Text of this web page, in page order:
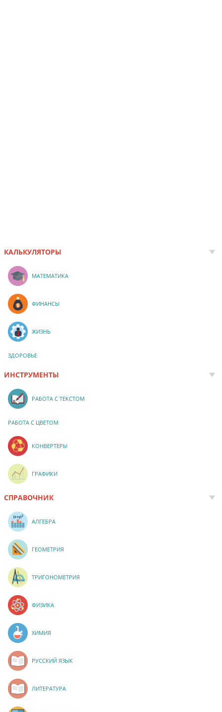
КАЛЬКУЛЯТОРЫ
МАТЕМАТИКА
ФИНАНСЫ
ЖИЗНЬ
ЗДОРОВЬЕ
ИНСТРУМЕНТЫ
РАБОТА С ТЕКСТОМ
РАБОТА С ЦВЕТОМ
КОНВЕРТЕРЫ
ГРАФИКИ
СПРАВОЧНИК
АЛГЕБРА
ГЕОМЕТРИЯ
ТРИГОНОМЕТРИЯ
ФИЗИКА
ХИМИЯ
РУССКИЙ ЯЗЫК
ЛИТЕРАТУРА